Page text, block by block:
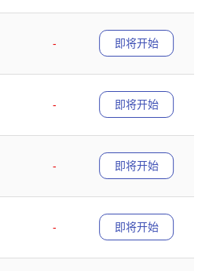
-
即将开始
-
即将开始
-
即将开始
-
即将开始